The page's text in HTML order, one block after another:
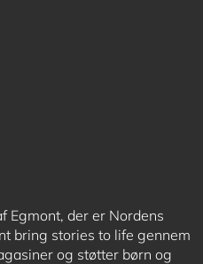
Egmont, der er Nordens
bring stories to life gennem
og støtter børn og